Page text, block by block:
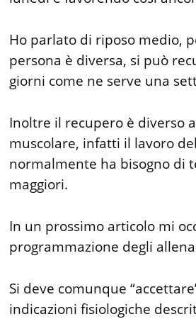
Ho parlato di riposo medio,
persona è diversa, si può
giorni come ne serve una
Inoltre il recupero è diverso
muscolare, infatti il lavoro
normalmente ha bisogno di
maggiori.
In un prossimo articolo mi
programmazione degli
Si deve comunque
indicazioni fisiologiche